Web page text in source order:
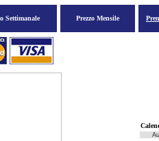
Settimanale Prezzo Mensile